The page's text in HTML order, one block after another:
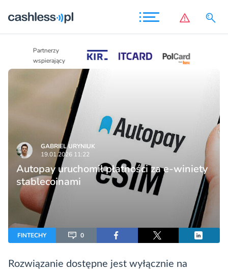
Partnerzy
wspierający
GABRIEL URYNIUK
19.01.2026 11:22
Autopay uruchomił płatności za e-winiety
stablecoinami
FINTECHY 0
Rozwiązanie dostępne jest wyłącznie na